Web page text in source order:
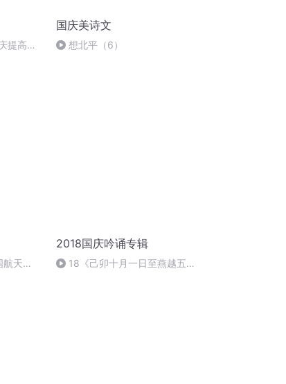
提高班
国庆美诗文
想北平（6）
航天
2018国庆吟诵专辑
18《己卯十月一日至燕越五